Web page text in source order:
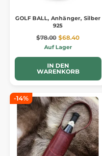
GOLF BALL, Anhänger, Silber
925
$78.00 $68.40
Auf Lager
IN DEN
WARENKORB
-14%